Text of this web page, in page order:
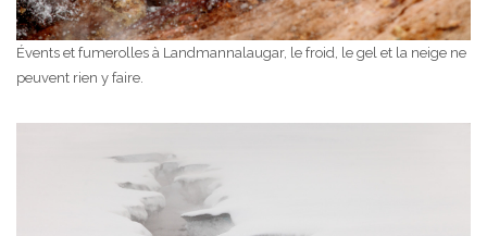
Évents et fumerolles à Landmannalaugar, le froid, le gel et la neige ne
peuvent rien y faire.